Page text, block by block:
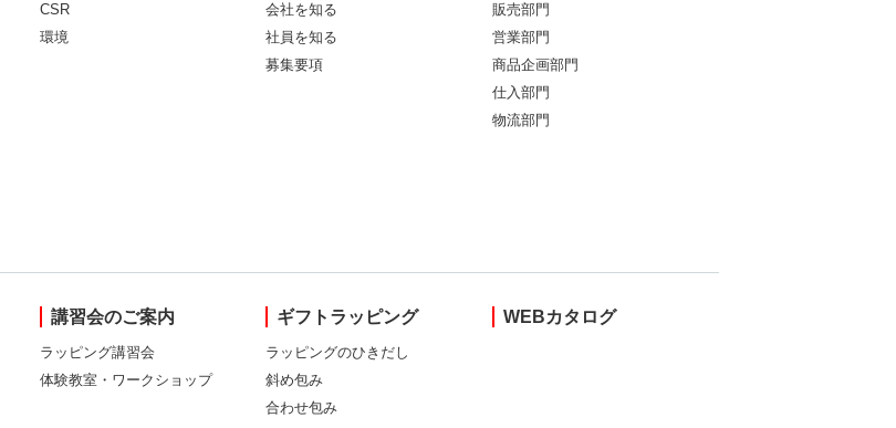
CSR
環境
会社を知る
社員を知る
募集要項
販売部門
営業部門
商品企画部門
仕入部門
物流部門
講習会のご案内
ラッピング講習会
体験教室・ワークショップ
ギフトラッピング
ラッピングのひきだし
斜め包み
合わせ包み
WEBカタログ